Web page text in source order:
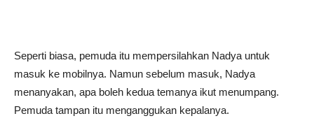
Seperti biasa, pemuda itu mempersilahkan Nadya untuk
masuk ke mobilnya. Namun sebelum masuk, Nadya
menanyakan, apa boleh kedua temanya ikut menumpang.
Pemuda tampan itu menganggukan kepalanya.